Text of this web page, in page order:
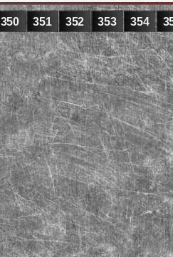
350 351 352 353 354